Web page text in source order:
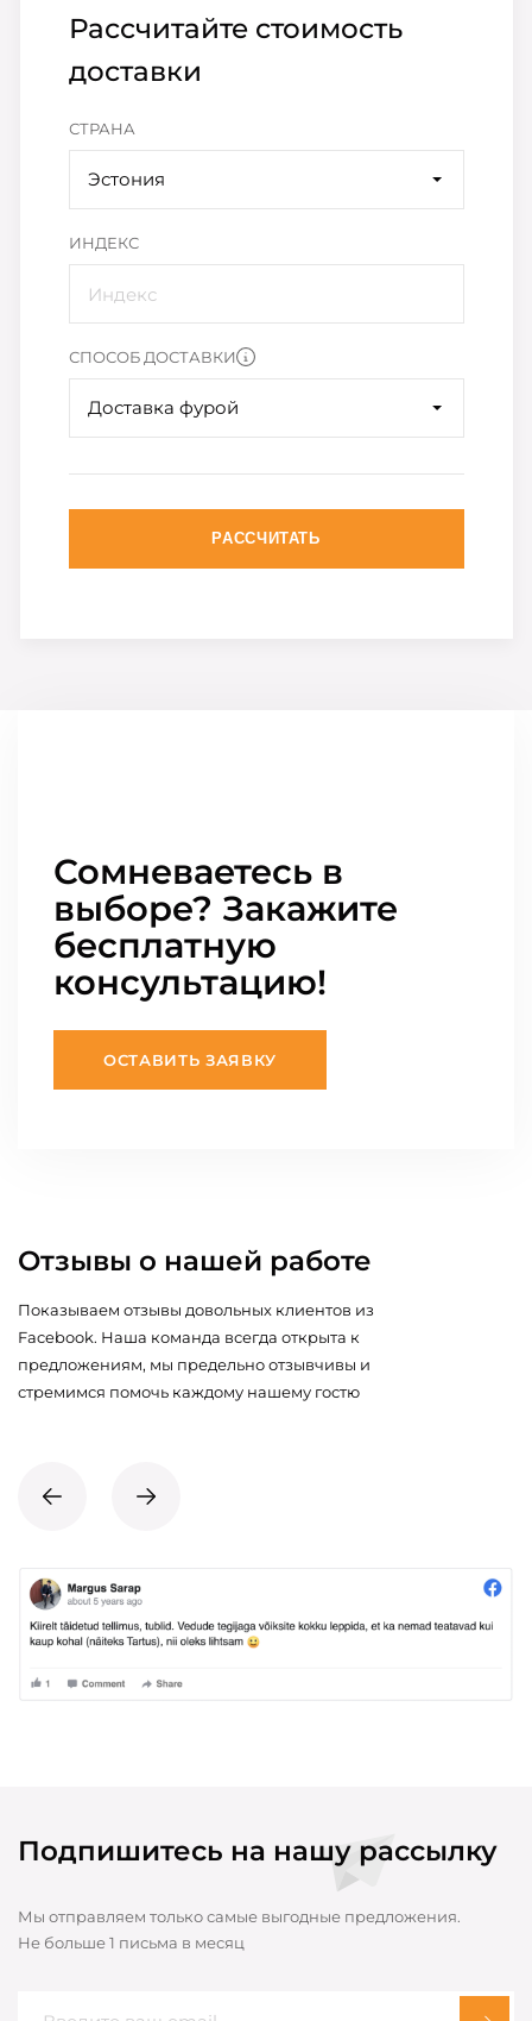
Рассчитайте стоимость
доставки
СТРАНА
Эстония
ИНДЕКС
СПОСОБ ДОСТАВКИ
Доставка фурой
РАССЧИТАТЬ
Сомневаетесь в
выборе? Закажите
бесплатную
консультацию!
ОСТАВИТЬ ЗАЯВКУ
Отзывы о нашей работе
Показываем отзывы довольных клиентов из
Facebook. Наша команда всегда открыта к
предложениям, мы предельно отзывчивы и
стремимся помочь каждому нашему гостю
Подпишитесь на нашу рассылку
Мы отправляем только самые выгодные предложения.
Не больше 1 письма в месяц